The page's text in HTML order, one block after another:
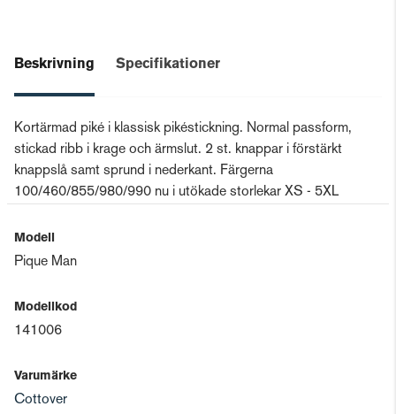
Beskrivning Specifikationer
Kortärmad piké i klassisk pikéstickning. Normal passform,
stickad ribb i krage och ärmslut. 2 st. knappar i förstärkt
knappslå samt sprund i nederkant. Färgerna
100/460/855/980/990 nu i utökade storlekar XS - 5XL
Modell
Pique Man
Modellkod
141006
Varumärke
Cottover